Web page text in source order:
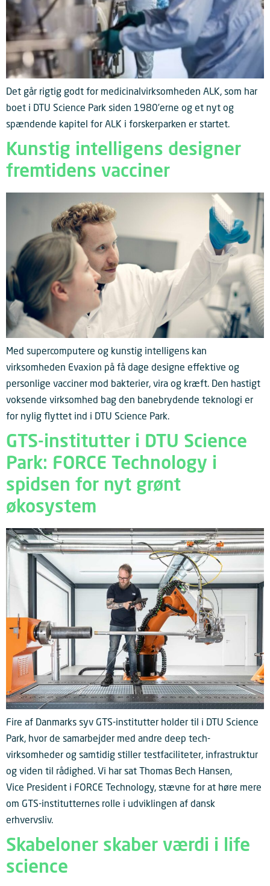
Det går rigtig godt for medicinalvirksomheden ALK, som har
boet i DTU Science Park siden 1980’erne og et nyt og
spændende kapitel for ALK i forskerparken er startet.
Kunstig intelligens designer
fremtidens vacciner
Med supercomputere og kunstig intelligens kan
virksomheden Evaxion på få dage designe effektive og
personlige vacciner mod bakterier, vira og kræft. Den hastigt
voksende virksomhed bag den banebrydende teknologi er
for nylig flyttet ind i DTU Science Park.
GTS-institutter i DTU Science
Park: FORCE Technology i
spidsen for nyt grønt
økosystem
Fire af Danmarks syv GTS-institutter holder til i DTU Science
Park, hvor de samarbejder med andre deep tech-
virksomheder og samtidig stiller testfaciliteter, infrastruktur
og viden til rådighed. Vi har sat Thomas Bech Hansen,
Vice President i FORCE Technology, stævne for at høre mere
om GTS-institutternes rolle i udviklingen af dansk
erhvervsliv.
Skabeloner skaber værdi i life
science